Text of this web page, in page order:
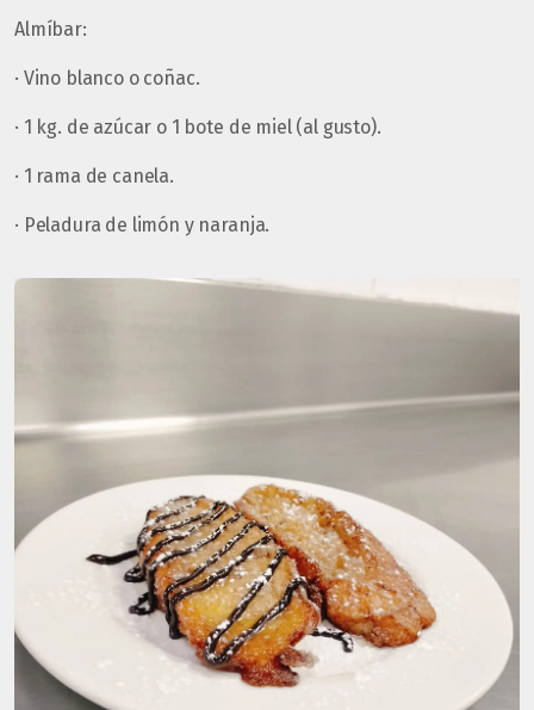
Almíbar:
· Vino blanco o coñac.
· 1 kg. de azúcar o 1 bote de miel (al gusto).
· 1 rama de canela.
· Peladura de limón y naranja.